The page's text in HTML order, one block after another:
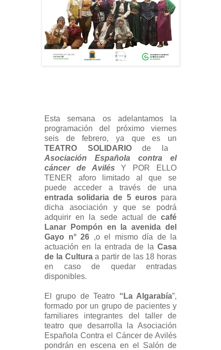
Esta semana os adelantamos la
programación del próximo viernes
seis de febrero, ya que es un
TEATRO SOLIDARIOde la
Asociación Española contra el
cáncer de Avilés Y POR ELLO
TENER aforo limitado al que se
puede acceder a través de una
entrada solidaria de 5 eurospara
dicha asociación y que se podrá
adquirir en la sede actual de café
Lanar Pompón en la avenida del
Gayo n° 26 ,o el mismo día de la
actuación en la entrada de la Casa
de la Culturaa partir de las 18 horas
en caso de quedar entradas
disponibles.
El grupo de Teatro “La Algarabía”,
formado por un grupo de pacientes y
familiares integrantes del taller de
teatro que desarrolla la Asociación
Española Contra el Cáncer de Avilés
pondrán en escena en el Salón de